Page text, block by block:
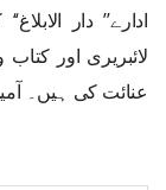
ادارے’’ دار
لائبریری اور
عنائت کی ہیں۔